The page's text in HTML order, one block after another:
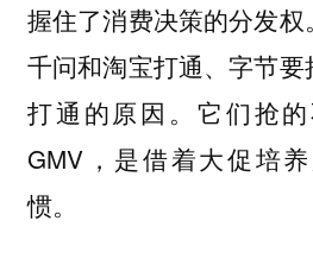
握住了消费决策的分发
千问和淘宝打通、字节
打通的原因。它们抢
GMV，是借着大促培
惯。